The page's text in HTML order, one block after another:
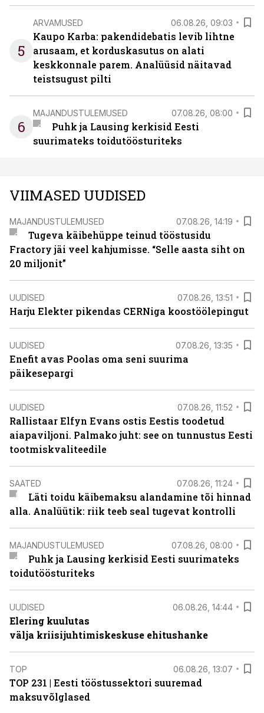
5
ARVAMUSED 06.08.26, 09:03
Kaupo Karba: pakendidebatis levib lihtne
arusaam, et korduskasutus on alati
keskkonnale parem. Analüüsid näitavad
teistsugust pilti
6
MAJANDUSTULEMUSED 07.08.26, 08:00
Puhk ja Lausing kerkisid Eesti
suurimateks toidutöösturiteks
VIIMASED UUDISED
MAJANDUSTULEMUSED 07.08.26, 14:19
Tugeva käibehüppe teinud tööstusidu
Fractory jäi veel kahjumisse. “Selle aasta siht on
20 miljonit”
UUDISED 07.08.26, 13:51
Harju Elekter pikendas CERNiga koostöölepingut
UUDISED 07.08.26, 13:35
Enefit avas Poolas oma seni suurima
päikesepargi
UUDISED 07.08.26, 11:52
Rallistaar Elfyn Evans ostis Eestis toodetud
aiapaviljoni. Palmako juht: see on tunnustus Eesti
tootmiskvaliteedile
SAATED 07.08.26, 11:24
Läti toidu käibemaksu alandamine tõi hinnad
alla. Analüütik: riik teeb seal tugevat kontrolli
MAJANDUSTULEMUSED 07.08.26, 08:00
Puhk ja Lausing kerkisid Eesti suurimateks
toidutöösturiteks
UUDISED 06.08.26, 14:44
Elering kuulutas
välja kriisijuhtimiskeskuse ehitushanke
TOP 06.08.26, 13:07
TOP 231 | Eesti tööstussektori suuremad
maksuvõlglased